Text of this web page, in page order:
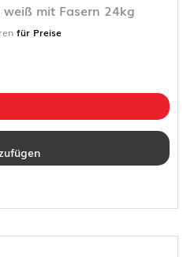
mit Fasern 24kg
für Preise